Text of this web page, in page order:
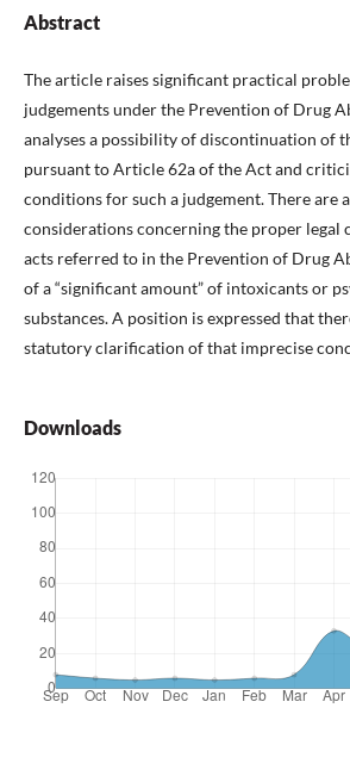
Abstract
The article raises significant practical
judgements under the Prevention of Drug
analyses a possibility of discontinuation of
pursuant to Article 62a of the Act and
conditions for such a judgement. There are
considerations concerning the proper legal
acts referred to in the Prevention of Drug
of a “significant amount” of intoxicants or
substances. A position is expressed that
statutory clarification of that imprecise
Downloads